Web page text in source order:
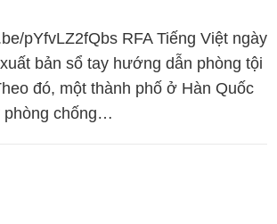
pYfvLZ2fQbs RFA Tiếng Việt ngày
bản sổ tay hướng dẫn phòng tội
đó, một thành phố ở Hàn Quốc
phòng chống…